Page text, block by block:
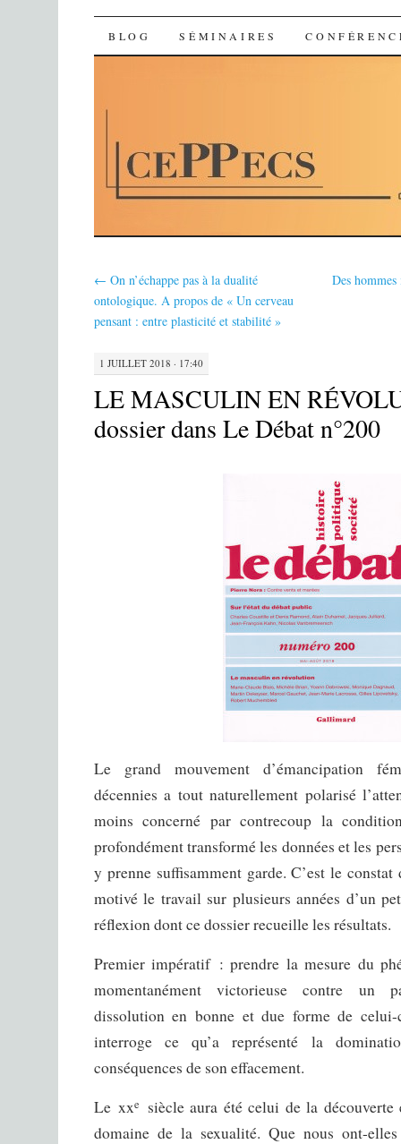
Ceppecs
SKIP TO CONTENT
BLOG SÉMINAIRES
← On n’échappe pas à la dualité
ontologique. A propos de « Un cerveau
pensant : entre plasticité et stabilité »
Des
1 JUILLET 2018 · 17:40
LE MASCULIN EN
dossier dans Le Débat n°200
Le grand mouvement d’émancipation
décennies a tout naturellement polarisé
moins concerné par contrecoup la
profondément transformé les données et les
y prenne suffisamment garde. C’est le
motivé le travail sur plusieurs années d’un
réflexion dont ce dossier recueille les résultats.
Premier impératif : prendre la mesure du
momentanément victorieuse contre un
dissolution en bonne et due forme de
interroge ce qu’a représenté la
conséquences de son effacement.
Lexxe
siècle aura été celui de la
domaine de la sexualité. Que nous ont-